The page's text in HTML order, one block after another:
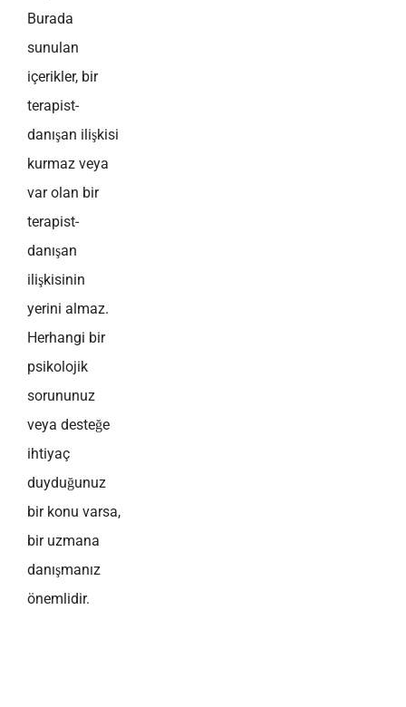
Burada
sunulan
içerikler, bir
terapist-
danışan ilişkisi
kurmaz veya
var olan bir
terapist-
danışan
ilişkisinin
yerini almaz.
Herhangi bir
psikolojik
sorununuz
veya desteğe
ihtiyaç
duyduğunuz
bir konu varsa,
bir uzmana
danışmanız
önemlidir.